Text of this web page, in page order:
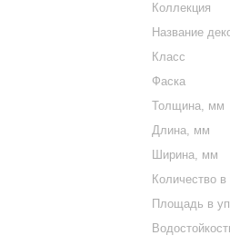
Коллекция
Название
Класс
Фаска
Толщина, мм
Длина, мм
Ширина, мм
Количество
Площадь в